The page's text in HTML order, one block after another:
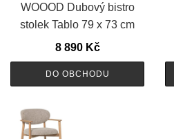
WOOOD Dubový bistro
stolek Tablo 79 x 73 cm
8 890 Kč
DO OBCHODU